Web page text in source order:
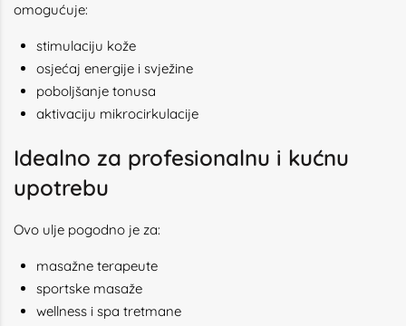
omogućuje:
stimulaciju kože
osjećaj energije i svježine
poboljšanje tonusa
aktivaciju mikrocirkulacije
Idealno za profesionalnu i kućnu
upotrebu
Ovo ulje pogodno je za:
masažne terapeute
sportske masaže
wellness i spa tretmane